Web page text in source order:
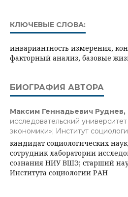
КЛЮЧЕВЫЕ СЛОВА:
инвариантность измерения,
факторный анализ, базовые
БИОГРАФИЯ АВТОРА
Максим Геннадьевич Руднев,
исследовательский
экономики»; Институт
кандидат социологических
сотрудник лаборатории
сознания НИУ ВШЭ; старший
Института социологии РАН